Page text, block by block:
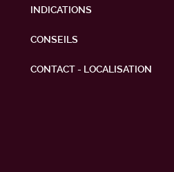
INDICATIONS
CONSEILS
CONTACT - LOCALISATION